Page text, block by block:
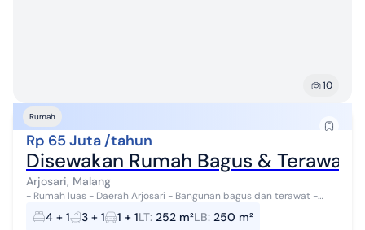
10
Rumah
Rp 65 Juta /tahun
Disewakan Rumah Bagus & Terawat
Arjosari, Malang
- Rumah luas - Daerah Arjosari - Bangunan bagus dan terawat -
Hunian asri - Lingkungan aman - Row jalan lebar - Dekat fasilitas
umum Info lebih la...
4 + 1 3 + 1 1 + 1LT: 252 m²LB: 250 m²